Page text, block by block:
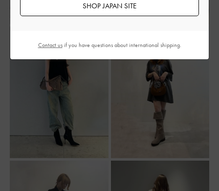
SHOP JAPAN SITE
Contact usif you have questions about international shipping.